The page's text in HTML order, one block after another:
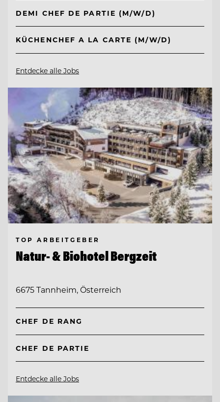
DEMI CHEF DE PARTIE (M/W/D)
KÜCHENCHEF A LA CARTE (M/W/D)
Entdecke alle Jobs
TOP ARBEITGEBER
Natur- & Biohotel Bergzeit
6675 Tannheim, Österreich
CHEF DE RANG
CHEF DE PARTIE
Entdecke alle Jobs